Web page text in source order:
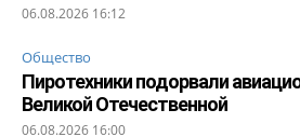
06.08.2026 16:12
Общество
Пиротехники подорвали
Великой Отечественной
06.08.2026 16:00